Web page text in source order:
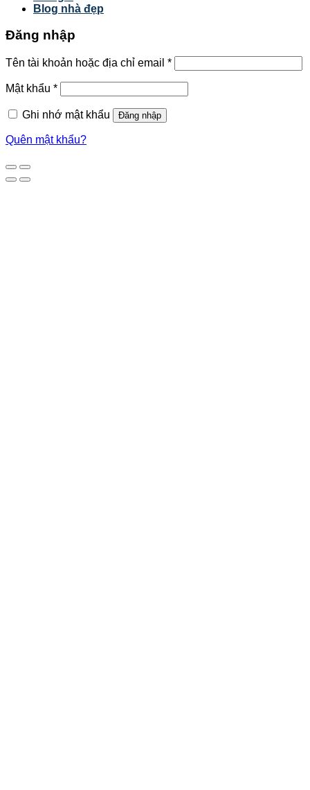
Blog nhà đẹp
Đăng nhập
Tên tài khoản hoặc địa chỉ email *
Mật khẩu *
Ghi nhớ mật khẩu Đăng nhập
Quên mật khẩu?